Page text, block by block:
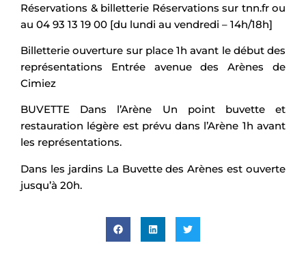
Réservations & billetterie Réservations sur tnn.fr ou
au 04 93 13 19 00 [du lundi au vendredi – 14h/18h]
Billetterie ouverture sur place 1h avant le début des
représentations Entrée avenue des Arènes de
Cimiez
BUVETTE Dans l’Arène Un point buvette et
restauration légère est prévu dans l’Arène 1h avant
les représentations.
Dans les jardins La Buvette des Arènes est ouverte
jusqu’à 20h.